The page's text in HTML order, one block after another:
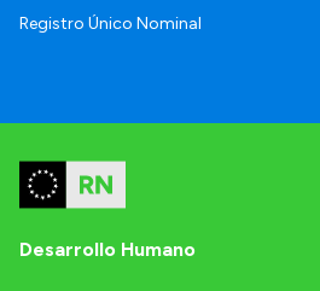
Registro Único Nominal
Desarrollo Humano